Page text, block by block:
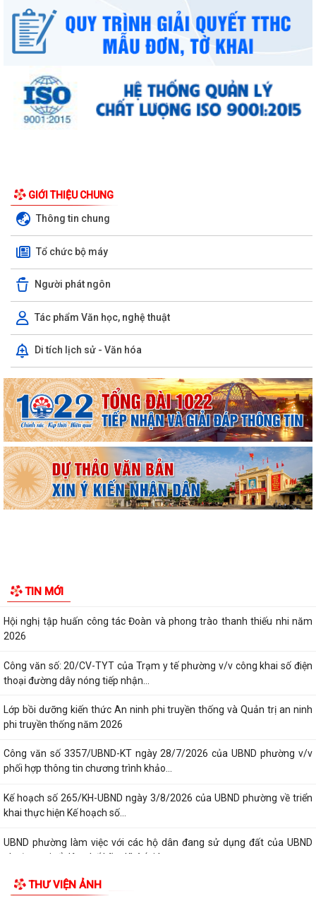
GIỚI THIỆU CHUNG
Thông tin chung
Tổ chức bộ máy
Người phát ngôn
Tác phẩm Văn học, nghệ thuật
Di tích lịch sử - Văn hóa
TIN MỚI
UBND phường triển khai công tác khám sức khoẻ định kỳ, khám sàng
lọc miễn phí cho người dân trên...
Ban đại diện Hội đồng quản trị Ngân hàng Chính sách xã hội phường
Kiến An tổ chức phiên họp giao...
TỪ NGÀY 08/8/2026: NHIỀU THỦ TỤC HÀNH CHÍNH TRỰC TUYẾN TẠI
giữa năm 2026 HĐND thành phố...
Hội nghị tập huấn công tác Đoàn và phong trào thanh thiếu nhi năm
2026
Công văn số: 20/CV-TYT của Trạm y tế phường v/v công khai số điện
thoại đường dây nóng tiếp nhận...
Lớp bồi dưỡng kiến thức An ninh phi truyền thống và Quản trị an ninh
phi truyền thống năm 2026
Công văn số 3357/UBND-KT ngày 28/7/2026 của UBND phường v/v
phối hợp thông tin chương trình khảo...
Kế hoạch số 265/KH-UBND ngày 3/8/2026 của UBND phường về triển
khai thực hiện Kế hoạch số...
UBND phường làm việc với các hộ dân đang sử dụng đất của UBND
phường tại tổ dân phố Lãm Khê (giáp...
PHƯỜNG KIẾN AN THAM DỰ HỘI NGHỊ TRỰC TUYẾN THÀNH PHỐ VỀ
THƯ VIỆN ẢNH